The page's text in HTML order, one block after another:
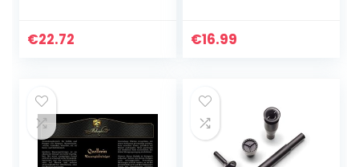
waterpomp,
€22.72
zonne-
€16.99